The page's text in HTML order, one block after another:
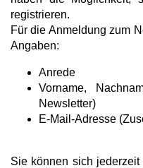
registrieren.
Für die Anmeldung zum
Angaben:
Anrede
Vorname,
Newsletter)
E-Mail-Adresse
Sie können sich